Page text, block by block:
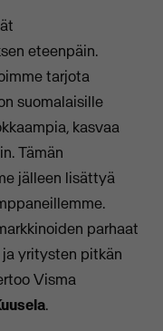
eteenpäin.
tarjota
suomalaisille
kasvaa
Tämän
jälleen lisättyä
parhaat
yritysten pitkän
Visma
.